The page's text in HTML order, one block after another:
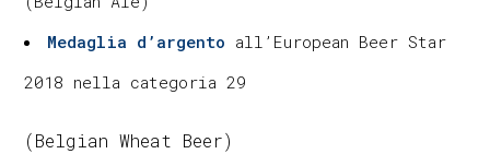
Medaglia d’argento all’European Beer Star
2018 nella categoria 29
(Belgian Wheat Beer)